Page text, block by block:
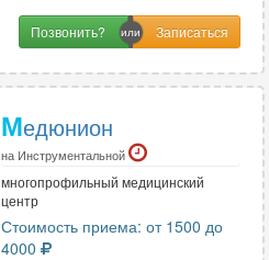
19
19
1
22
Позвонить?
Медюнион
на Инструментальной
многопрофильный медицинский
центр
Стоимость приема: от 1500 до
4000